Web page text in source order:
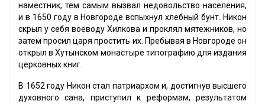
наместник, тем самым вызвал недовольство населения,
и в 1650 году в Новгороде вспыхнул хлебный бунт. Никон
скрыл у себя воеводу Хилкова и проклял мятежников, но
затем просил царя простить их. Пребывая в Новгороде он
открыл в Хутынском монастыре типографию для издания
церковных книг.
В 1652 году Никон стал патриархом и, достигнув высшего
духовного сана, приступил к реформам, результатом